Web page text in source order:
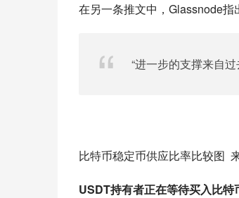
在另一条推文中，Glassnode指
“进一步的支撑来自
比特币稳定币供应比率比较图
USDT持有者正在等待买入比特